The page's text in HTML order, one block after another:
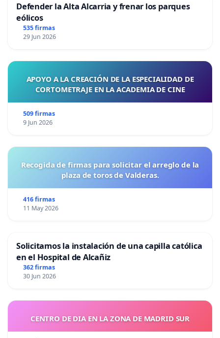
Defender la Alta Alcarria y frenar los parques
eólicos
535 firmas
29 Jun 2026
APOYO A LA CREACIÓN DE LA ESPECIALIDAD DE
CORTOMETRAJE EN LA ACADEMIA DE CINE
509 firmas
9 Jun 2026
Recogida de firmas para solicitar el arreglo de la
plaza de toros de Valderas.
416 firmas
11 May 2026
Solicitamos la instalación de una capilla católica
en el Hospital de Alcañiz
362 firmas
30 Jun 2026
CENTRO DE DIA EN LA ZONA DE MADRID SUR